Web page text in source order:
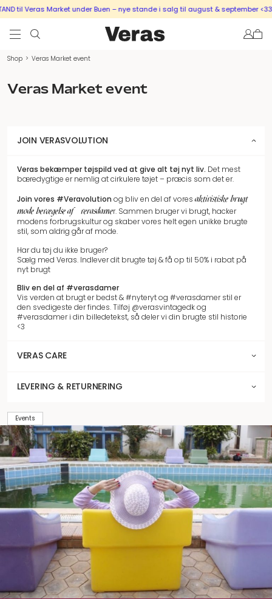
til Veras Market under Buen – nye stande i salg til august & september
Shop > Veras Market event
Veras Market event
JOIN VERASVOLUTION
Veras bekæmper tøjspild ved at give alt tøj nyt liv. Det mest
bæredygtige er nemlig at cirkulere tøjet – præcis som det er.
Join vores #Veravolution og bliv en del af voresaktivistiske brugt
mode bevægelse af #verasdamer. Sammen bruger vi brugt, hacker
modens forbrugskultur og skaber vores helt egen unikke brugte
stil, som aldrig går af mode.
Har du tøj du ikke bruger?
Sælg med Veras. Indlever dit brugte tøj & få op til 50% i rabat på
nyt brugt
Bliv en del af #verasdamer
Vis verden at brugt er bedst & #nyteryt og #verasdamer stil er
den svedigeste der findes. Tilføj @verasvintagedk og
#verasdamer i din billedetekst, så deler vi din brugte stil historie
<3
VERAS CARE
LEVERING & RETURNERING
Events